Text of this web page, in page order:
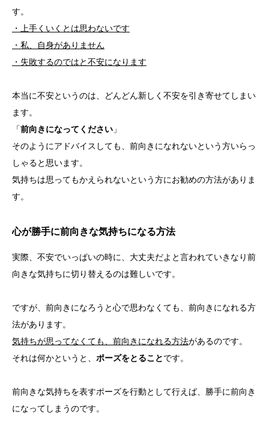
す。
・上手くいくとは思わないです
・私、自身がありません
・失敗するのではと不安になります
本当に不安というのは、どんどん新しく不安を引き寄せてしまい
ます。
「前向きになってください 」
そのようにアドバイスしても、前向きになれないという方いらっ
しゃると思います。
気持ちは思ってもかえられないという方にお勧めの方法がありま
す。
心が勝手に前向きな気持ちになる方法
実際、不安でいっぱいの時に、大丈夫だよと言われていきなり前
向きな気持ちに切り替えるのは難しいです。
ですが、前向きになろうと心で思わなくても、前向きになれる方
法があります。
気持ちが思ってなくても、前向きになれる方法があるのです。
それは何かというと、 ポーズをとることです。
前向きな気持ちを表すポーズを行動として行えば、勝手に前向き
になってしまうのです。